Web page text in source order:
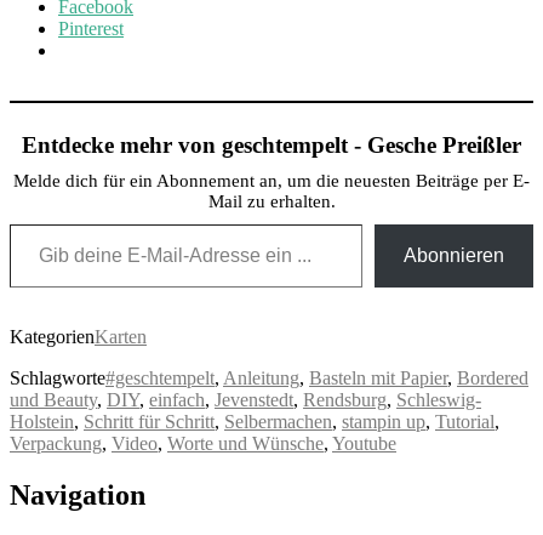
Facebook
Pinterest
Entdecke mehr von geschtempelt - Gesche Preißler
Melde dich für ein Abonnement an, um die neuesten Beiträge per E-
Mail zu erhalten.
Gib deine E-Mail-Adresse ein ...
Abonnieren
KategorienKarten
Schlagworte#geschtempelt, Anleitung, Basteln mit Papier, Bordered
und Beauty, DIY, einfach, Jevenstedt, Rendsburg, Schleswig-
Holstein, Schritt für Schritt, Selbermachen, stampin up, Tutorial,
Verpackung, Video, Worte und Wünsche, Youtube
Post
Navigation